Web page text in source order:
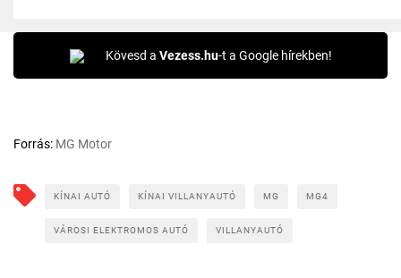
Kövesd a Vezess.hu-t a Google hírekben!
Forrás: MG Motor
KÍNAI AUTÓ KÍNAI VILLANYAUTÓ MG MG4
VÁROSI ELEKTROMOS AUTÓ VILLANYAUTÓ